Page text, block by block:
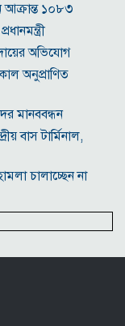
১০৮৩
অভিযোগ
অনুপ্রাণিত
মানববন্ধন
বাস টার্মিনাল,
চালাচ্ছেন না
মানুষের পাশে
অনুশীলন